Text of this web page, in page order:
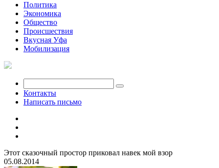
Политика
Экономика
Общество
Происшествия
Вкусная Уфа
Мобилизация
Контакты
Написать письмо
Этот сказочный простор приковал навек мой взор
05.08.2014